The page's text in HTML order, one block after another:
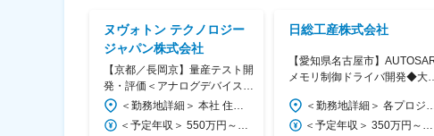
ヌヴォトン テクノロジー
ジャパン株式会社
【京都／長岡京】量産テスト開
発・評価＜アナログデバイス＞
◆在宅可／年127日休／業界ト
ップ級の技術力
＜勤務地詳細＞ 本社 住所：京都府長岡京市神足焼町1 勤務地最寄駅：東海道本線／長岡京駅 受動喫煙対策：屋内全面禁煙 変更の範囲：会社の定める事業所（リモートワーク含む）
＜予定年収＞ 550万円～1,150万円 ＜賃金形態＞ 月給制 ＜賃金内訳＞ 月額（基本給）：320,000円～670,000円 ＜月給＞ 320,000円～670,000円 ＜昇給有無＞ 有 ＜残業手当＞ 有 ＜給与補足＞ ※年収はあくまでも目安であり、正式には社内規定や経験、前職給与額などに沿って決定します。 ■昇給：年1回 賃金はあくまでも目安の金額であり、選考を通じて上下する可能性があります。 月給(月額)は固定手当を含めた表記です。
日総工産株式会社
【愛知県名古屋市】
メモリ制御ドライバ開発◆大手
＜勤務地詳細＞ 各プロジェクト先（愛知） 住所：愛知県内の常駐先 受動喫煙対
＜予定年収＞ 350万円～450万円 ＜賃金形態＞ 月給制 ＜賃金内訳＞ 月額（基本給）：230,000円～320,000円 ＜月給＞ 230,000円～320,000円 ＜昇給有無＞ 有 ＜残業手当＞ 有 ＜給与補足＞ ※上記は想定となり、経験やスキルを考慮して決定します。 ■賞与：年2回 ■昇給：年1回 賃金はあくまでも目安の金額であり、選考を通じて上下する可能性があります。 月給(月額)は固定手当を含めた表記です。